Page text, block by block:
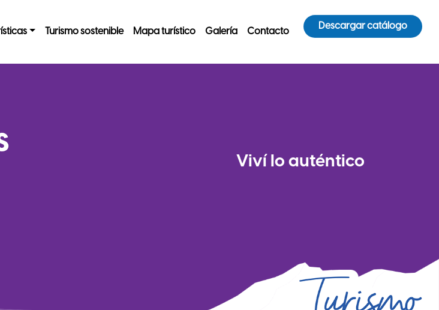
Turismo sostenible Mapa turístico Galería Contacto Descargar catálogo
Viví lo auténtico